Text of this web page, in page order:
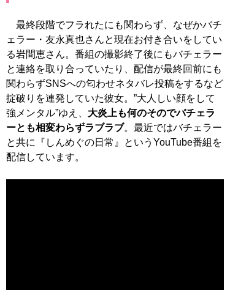
最終段階でフラれたにも関わらず、なぜかバチ
ェラー・友永真也さんと現在お付き合いをしてい
る岩間恵さん。番組の撮影終了後にもバチェラー
と連絡を取り合っていたり、配信が最終回前にも
関わらずSNSへの匂わせネタバレ投稿をするなど
掟破りを連発していた彼女。”大人しい顔をして
強メンタル”ゆえ、 大炎上も何のそのでバチェラ
ーとも相変わらずラブラブ。最近ではバチェラー
と共に『しんめぐの日常』というYouTube番組を
配信しています。